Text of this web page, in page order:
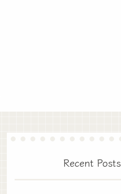
Recent Posts